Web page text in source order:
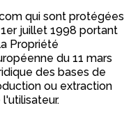
qui sont protégées
juillet 1998 portant
Propriété
du 11 mars
des bases de
ou extraction